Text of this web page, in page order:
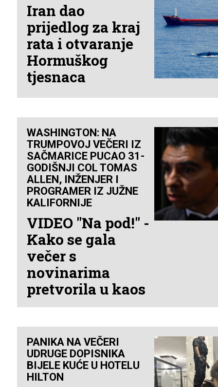
Iran dao
prijedlog za kraj
rata i otvaranje
Hormuškog
tjesnaca
WASHINGTON: NA
TRUMPOVOJ VEČERI IZ
SAČMARICE PUCAO 31-
GODIŠNJI COL TOMAS
ALLEN, INŽENJER I
PROGRAMER IZ JUŽNE
KALIFORNIJE
VIDEO "Na pod!" -
Kako se gala
večer s
novinarima
pretvorila u kaos
PANIKA NA VEČERI
UDRUGE DOPISNIKA
BIJELE KUĆE U HOTELU
HILTON